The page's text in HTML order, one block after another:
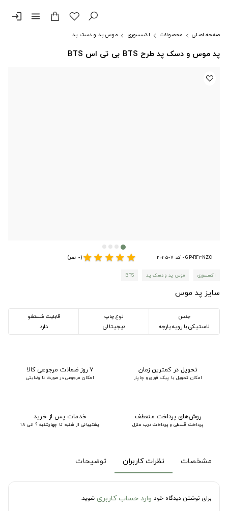
menu
login
صفحه اصلی محصولات اکسسوری موس پد و دسک پد
پد موس و دسک پد طرح BTS بی تی اس BTS
GP-RF3NZC - کد 204507 star
star
star
star
star(0 نظر)
اکسسوری موس پد و دسک پد BTS
سایز پد موس
جنس
لاستیکی با رویه پارچه
نوع چاپ
دیجیتالی
قابلیت شستشو
دارد
تحویل در کمترین زمان
امکان تحویل با پیک فوری و چاپار
۷ روز ضمانت مرجوعی کالا
امکان مرجوعی در صورت نا رضایتی
روش‌های پرداخت منعطف
پرداخت قسطی و پرداخت درب منزل
خدمات پس از خرید
پشتیبانی از شنبه تا چهارشنبه 9 الی 18
مشخصات نظرات کاربران توضیحات
برای نوشتن دیدگاه خود وارد حساب کاربری شوید.